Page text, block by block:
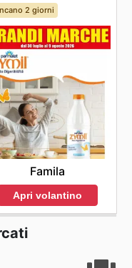
2 giorni
Famila
Apri volantino